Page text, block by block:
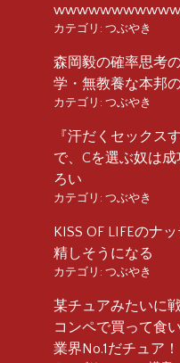
カテゴリ: つぶやき
森岡毅の確率思考
学・無教養な本邦
カテゴリ: つぶやき
『汗だくセックス
で、Cを選ぶ奴は
ろい
カテゴリ: つぶやき
KISS OF LIFEのナ
精しそうになる
カテゴリ: つぶやき
某チュアみたいに
コンペで買って食
業界No.1だチュア！